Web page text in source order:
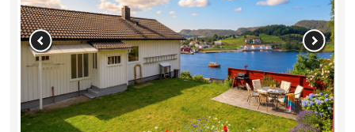
Previous Next